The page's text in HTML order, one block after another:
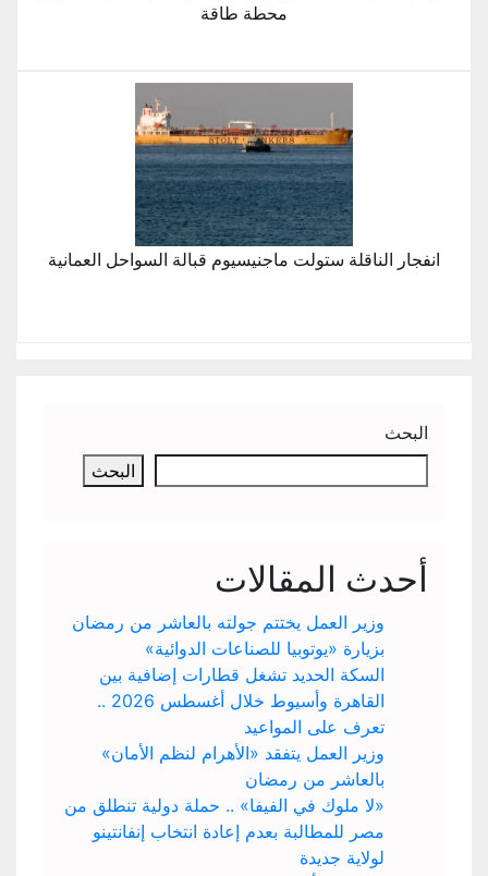
محطة طاقة
انفجار الناقلة ستولت ماجنيسيوم قبالة السواحل العمانية
البحث
البحث
أحدث المقالات
وزير العمل يختتم جولته بالعاشر من رمضان
بزيارة «يوتوبيا للصناعات الدوائية»
السكة الحديد تشغل قطارات إضافية بين
القاهرة وأسيوط خلال أغسطس 2026 ..
تعرف على المواعيد
وزير العمل يتفقد «الأهرام لنظم الأمان»
بالعاشر من رمضان
«لا ملوك في الفيفا» .. حملة دولية تنطلق من
مصر للمطالبة بعدم إعادة انتخاب إنفانتينو
لولاية جديدة